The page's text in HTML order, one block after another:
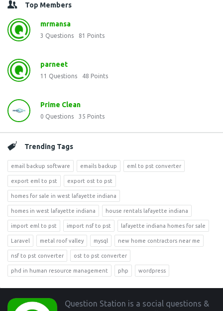
Top Members
mrmansa
3 Questions 81 Points
parneet
11 Questions 48 Points
Prime Clean
0 Questions 35 Points
Trending Tags
email backup software emails backup eml to pst converter
export eml to pst export ost to pst
homes for sale in west lafayette indiana
homes in west lafayette indiana house rentals lafayette indiana
import eml to pst import nsf to pst lafayette indiana homes for sale
Laravel metal roof valley mysql new home contractors near me
nsf to pst converter ost to pst converter
phd in human resource management php wordpress
Footer
Question Station is a social questions &